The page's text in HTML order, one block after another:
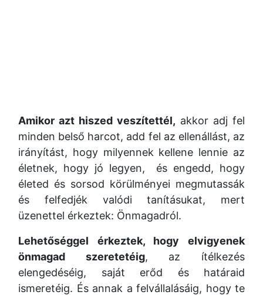
Amikor azt hiszed veszítettél, akkor adj fel
minden belső harcot, add fel az ellenállást, az
irányítást, hogy milyennek kellene lennie az
életnek, hogy jó legyen, és engedd, hogy
életed és sorsod körülményei megmutassák
és felfedjék valódi tanításukat, mert
üzenettel érkeztek: Önmagadról.
Lehetőséggel érkeztek, hogy elvigyenek
önmagad szeretetéig, az ítélkezés
elengedéséig, saját erőd és határaid
ismeretéig. És annak a felvállalásáig, hogy te